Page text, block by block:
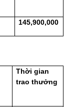
145,900,000
Thời gian
trao thưởng